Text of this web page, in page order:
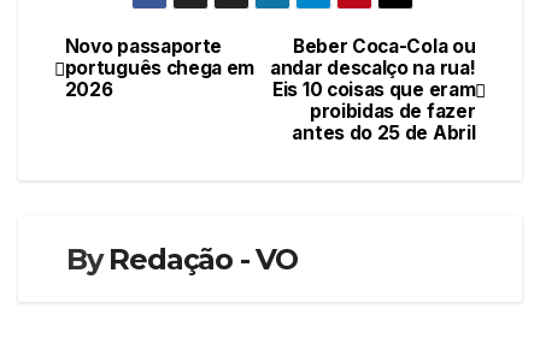
Navegação
de
Beber Coca-Cola ou
andar descalço na rua!
Eis 10 coisas que eram
proibidas de fazer
antes do 25 de Abril
Novo passaporte
português chega em
2026
ByRedação - VO